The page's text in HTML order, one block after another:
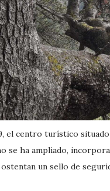
el centro turístico
se ha ampliado,
un sello de